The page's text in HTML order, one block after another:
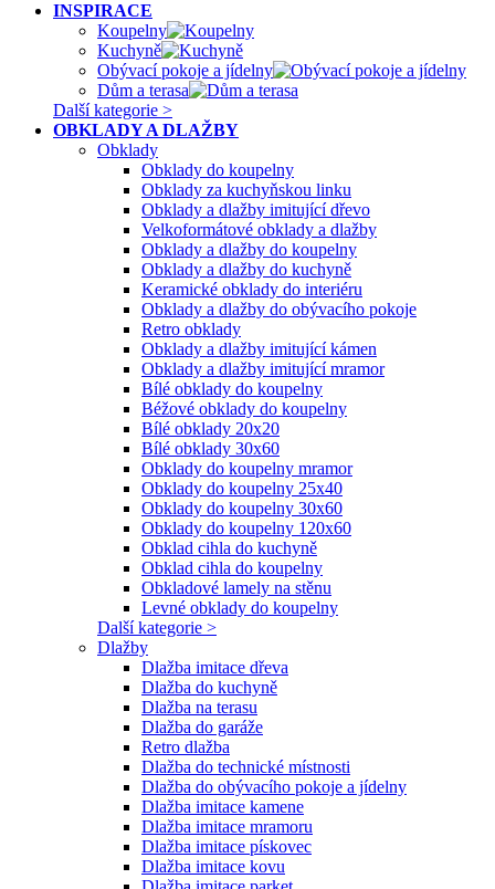
INSPIRACE
Koupelny
Kuchyně
Obývací pokoje a jídelny
Dům a terasa
Další kategorie >
OBKLADY A DLAŽBY
Obklady
Obklady do koupelny
Obklady za kuchyňskou linku
Obklady a dlažby imitující dřevo
Velkoformátové obklady a dlažby
Obklady a dlažby do koupelny
Obklady a dlažby do kuchyně
Keramické obklady do interiéru
Obklady a dlažby do obývacího pokoje
Retro obklady
Obklady a dlažby imitující kámen
Obklady a dlažby imitující mramor
Bílé obklady do koupelny
Béžové obklady do koupelny
Bílé obklady 20x20
Bílé obklady 30x60
Obklady do koupelny mramor
Obklady do koupelny 25x40
Obklady do koupelny 30x60
Obklady do koupelny 120x60
Obklad cihla do kuchyně
Obklad cihla do koupelny
Obkladové lamely na stěnu
Levné obklady do koupelny
Další kategorie >
Dlažby
Dlažba imitace dřeva
Dlažba do kuchyně
Dlažba na terasu
Dlažba do garáže
Retro dlažba
Dlažba do technické místnosti
Dlažba do obývacího pokoje a jídelny
Dlažba imitace kamene
Dlažba imitace mramoru
Dlažba imitace pískovec
Dlažba imitace kovu